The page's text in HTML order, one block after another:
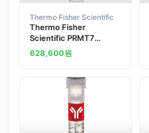
Thermo Fisher Scientific
Thermo Fisher
Scientific PRMT7
Polyclonal Antibody
628,600원